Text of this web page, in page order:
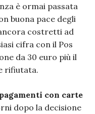
è ormai passata
buona pace degli
costretti ad
cifra con il Pos
da 30 euro più il
rifiutata.
con carte
dopo la decisione